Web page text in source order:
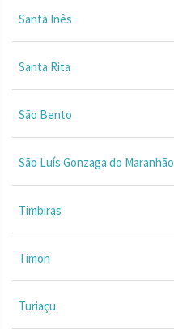
Santa Inês
Santa Rita
São Bento
São Luís Gonzaga do Maranhão
Timbiras
Timon
Turiaçu